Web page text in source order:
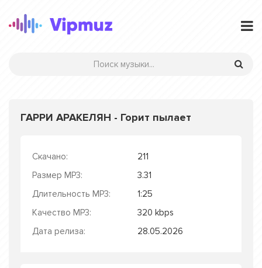
ГАРРИ АРАКЕЛЯН - Горит пылает
Скачано:
211
Размер MP3:
3.31
Длительность MP3:
1:25
Качество MP3:
320 kbps
Дата релиза:
28.05.2026